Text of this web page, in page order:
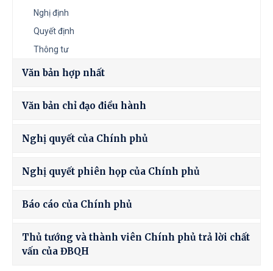
Nghị định
Quyết định
Thông tư
Văn bản hợp nhất
Văn bản chỉ đạo điều hành
Nghị quyết của Chính phủ
Nghị quyết phiên họp của Chính phủ
Báo cáo của Chính phủ
Thủ tướng và thành viên Chính phủ trả lời chất
vấn của ĐBQH